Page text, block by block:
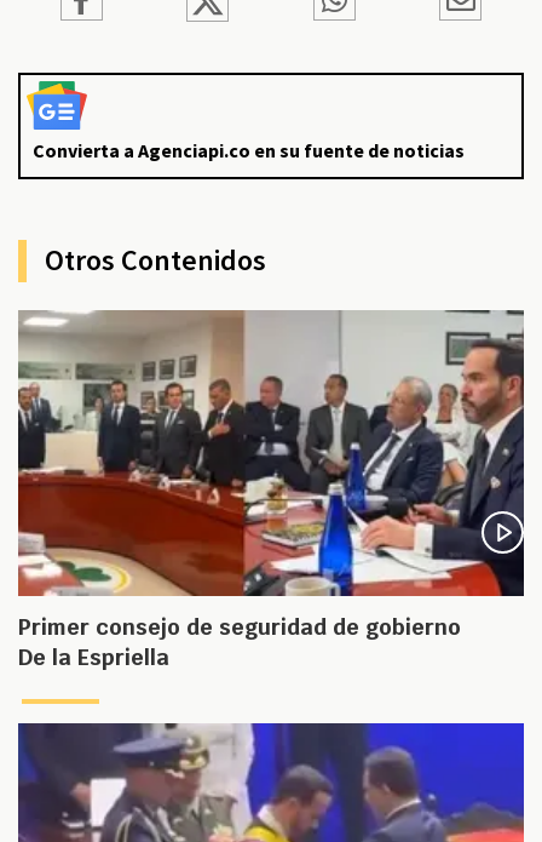
Convierta a Agenciapi.co en su fuente de noticias
Otros Contenidos
Primer consejo de seguridad de gobierno
De la Espriella